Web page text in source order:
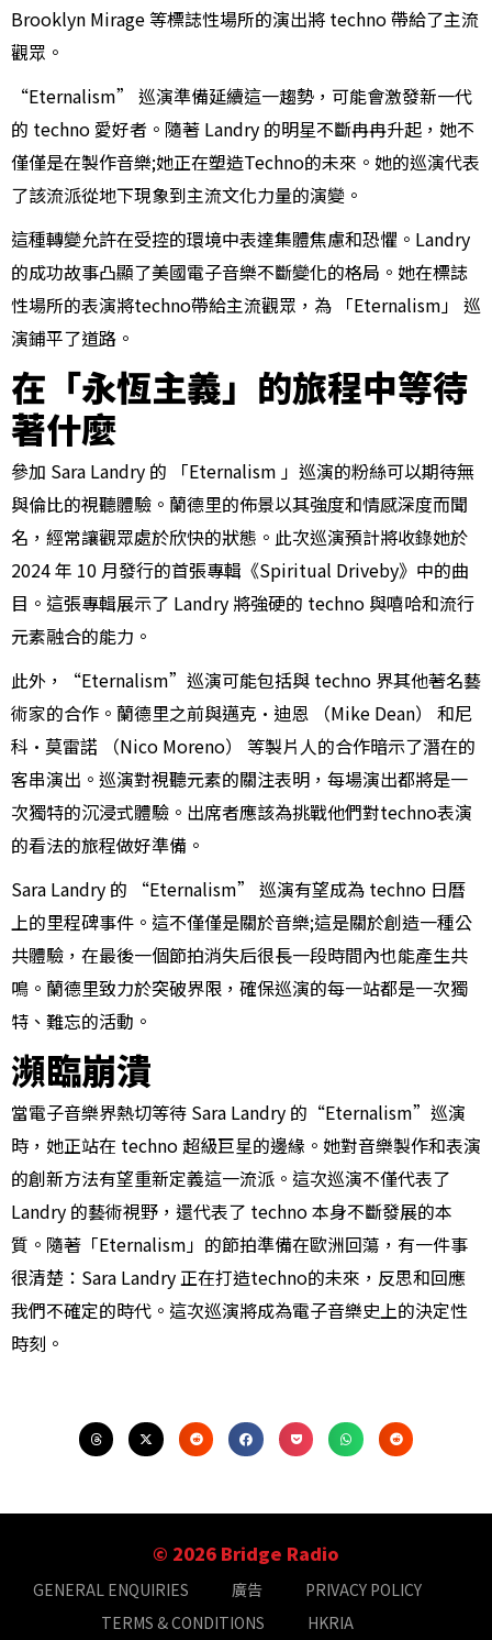
Brooklyn Mirage 等標誌性場所的演出將 techno 帶給了主流
觀眾。
“Eternalism” 巡演準備延續這一趨勢，可能會激發新一代
的 techno 愛好者。隨著 Landry 的明星不斷冉冉升起，她不
僅僅是在製作音樂;她正在塑造Techno的未來。她的巡演代表
了該流派從地下現象到主流文化力量的演變。
這種轉變允許在受控的環境中表達集體焦慮和恐懼。Landry
的成功故事凸顯了美國電子音樂不斷變化的格局。她在標誌
性場所的表演將techno帶給主流觀眾，為 「Eternalism」 巡
演鋪平了道路。
在「永恆主義」的旅程中等待
著什麼
參加 Sara Landry 的 「Eternalism 」巡演的粉絲可以期待無
與倫比的視聽體驗。蘭德里的佈景以其強度和情感深度而聞
名，經常讓觀眾處於欣快的狀態。此次巡演預計將收錄她於
2024 年 10 月發行的首張專輯《Spiritual Driveby》中的曲
目。這張專輯展示了 Landry 將強硬的 techno 與嘻哈和流行
元素融合的能力。
此外，“Eternalism”巡演可能包括與 techno 界其他著名藝
術家的合作。蘭德里之前與邁克·迪恩 （Mike Dean） 和尼
科·莫雷諾 （Nico Moreno） 等製片人的合作暗示了潛在的
客串演出。巡演對視聽元素的關注表明，每場演出都將是一
次獨特的沉浸式體驗。出席者應該為挑戰他們對techno表演
的看法的旅程做好準備。
Sara Landry 的 “Eternalism” 巡演有望成為 techno 日曆
上的里程碑事件。這不僅僅是關於音樂;這是關於創造一種公
共體驗，在最後一個節拍消失后很長一段時間內也能產生共
鳴。蘭德里致力於突破界限，確保巡演的每一站都是一次獨
特、難忘的活動。
瀕臨崩潰
當電子音樂界熱切等待 Sara Landry 的“Eternalism”巡演
時，她正站在 techno 超級巨星的邊緣。她對音樂製作和表演
的創新方法有望重新定義這一流派。這次巡演不僅代表了
Landry 的藝術視野，還代表了 techno 本身不斷發展的本
質。隨著「Eternalism」的節拍準備在歐洲回蕩，有一件事
很清楚：Sara Landry 正在打造techno的未來，反思和回應
我們不確定的時代。這次巡演將成為電子音樂史上的決定性
時刻。
© 2026 Bridge Radio
GENERAL ENQUIRIES 廣告
PRIVACY POLICY
TERMS & CONDITIONS
HKRIA